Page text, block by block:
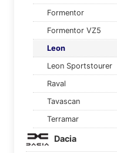
Formentor
Formentor VZ5
Leon
Leon Sportstourer
Raval
Tavascan
Terramar
Dacia